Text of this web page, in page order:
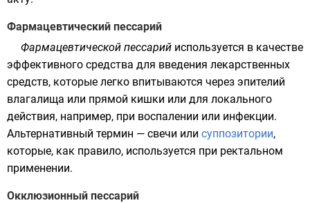
Фармацевтический пессарий
Фармацевтической пессарий используется в качестве
эффективного средства для введения лекарственных
средств, которые легко впитываются через эпителий
влагалища или прямой кишки или для локального
действия, например, при воспалении или инфекции.
Альтернативный термин — свечи или суппозитории,
которые, как правило, используется при ректальном
применении.
Окклюзионный пессарий